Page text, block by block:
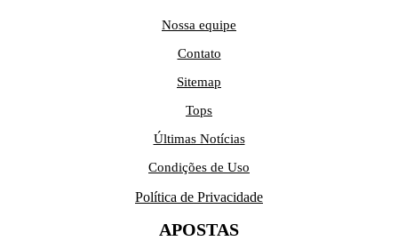
Nossa equipe
Contato
Sitemap
Tops
Últimas Notícias
Condições de Uso
Política de Privacidade
APOSTAS